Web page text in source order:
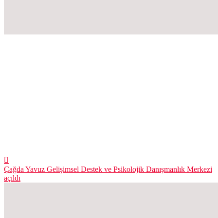
Çağda Yavuz Gelişimsel Destek ve Psikolojik Danışmanlık Merkezi
açıldı